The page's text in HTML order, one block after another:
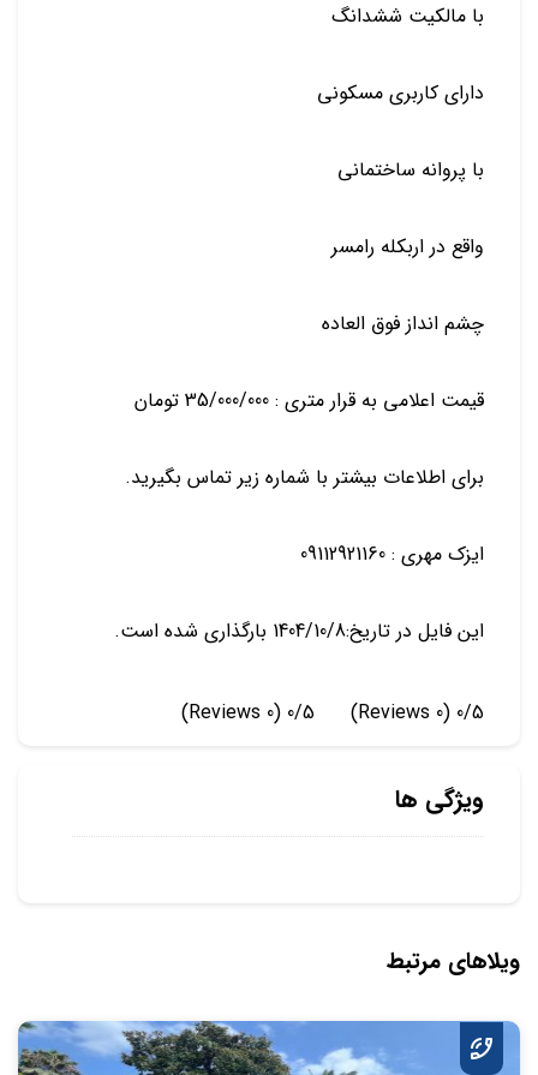
با مالکیت ششدانگ
دارای کاربری مسکونی
با پروانه ساختمانی
واقع در اربکله رامسر
چشم انداز فوق العاده
قیمت اعلامی به قرار متری : 35/000/000 تومان
برای اطلاعات بیشتر با شماره زیر تماس بگیرید.
ایزک مهری : 09112921160
این فایل در تاریخ:1404/10/8 بارگذاری شده است.
0/5
(0 Reviews)
0/5
(0 Reviews)
ویژگی ها
ویلاهای مرتبط